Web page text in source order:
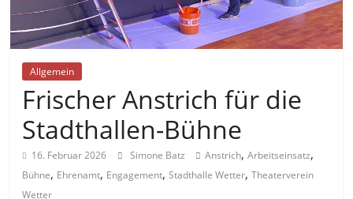
Allgemein
Frischer Anstrich für die
Stadthallen-Bühne
16. Februar 2026 Simone Batz Anstrich,Arbeitseinsatz,
Bühne, Ehrenamt, Engagement,Stadthalle Wetter,Theaterverein
Wetter